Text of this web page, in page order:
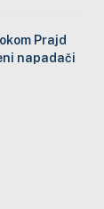
Prajd
napadači